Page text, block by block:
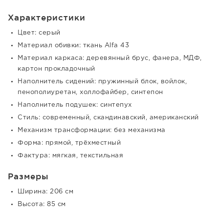
Характеристики
Цвет: серый
Материал обивки: ткань Alfa 43
Материал каркаса: деревянный брус, фанера, МДФ,
картон прокладочный
Наполнитель сидений: пружинный блок, войлок,
пенополиуретан, холлофайбер, синтепон
Наполнитель подушек: синтепух
Стиль: современный, скандинавский, американский
Механизм трансформации: без механизма
Форма: прямой, трёхместный
Фактура: мягкая, текстильная
Размеры
Ширина: 206 см
Высота: 85 см